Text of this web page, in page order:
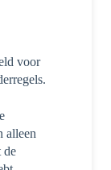
voor
alleen
de